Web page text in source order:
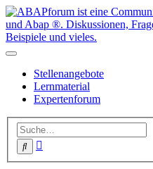
Stellenangebote
Lernmaterial
Expertenforum
Suche